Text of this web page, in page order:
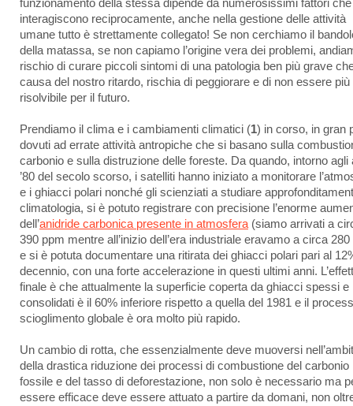
funzionamento della stessa dipende da numerosissimi fattori che
interagiscono reciprocamente, anche nella gestione delle attività
umane tutto è strettamente collegato! Se non cerchiamo il
della matassa, se non capiamo l’origine vera dei problemi,
rischio di curare piccoli sintomi di una patologia ben più grave
causa del nostro ritardo, rischia di peggiorare e di non essere più
risolvibile per il futuro.
Prendiamo il clima e i cambiamenti climatici (1) in corso, in gran
dovuti ad errate attività antropiche che si basano sulla
carbonio e sulla distruzione delle foreste. Da quando, intorno agli
’80 del secolo scorso, i satelliti hanno iniziato a monitorare
e i ghiacci polari nonché gli scienziati a studiare
climatologia, si è potuto registrare con precisione l’enorme
dell’anidride carbonica presente in atmosfera (siamo arrivati a
390 ppm mentre all’inizio dell’era industriale eravamo a circa
e si è potuta documentare una ritirata dei ghiacci polari pari al
decennio, con una forte accelerazione in questi ultimi anni.
finale è che attualmente la superficie coperta da ghiacci spessi e
consolidati è il 60% inferiore rispetto a quella del 1981 e il
scioglimento globale è ora molto più rapido.
Un cambio di rotta, che essenzialmente deve muoversi
della drastica riduzione dei processi di combustione del carbonio
fossile e del tasso di deforestazione, non solo è necessario ma
essere efficace deve essere attuato a partire da domani, non